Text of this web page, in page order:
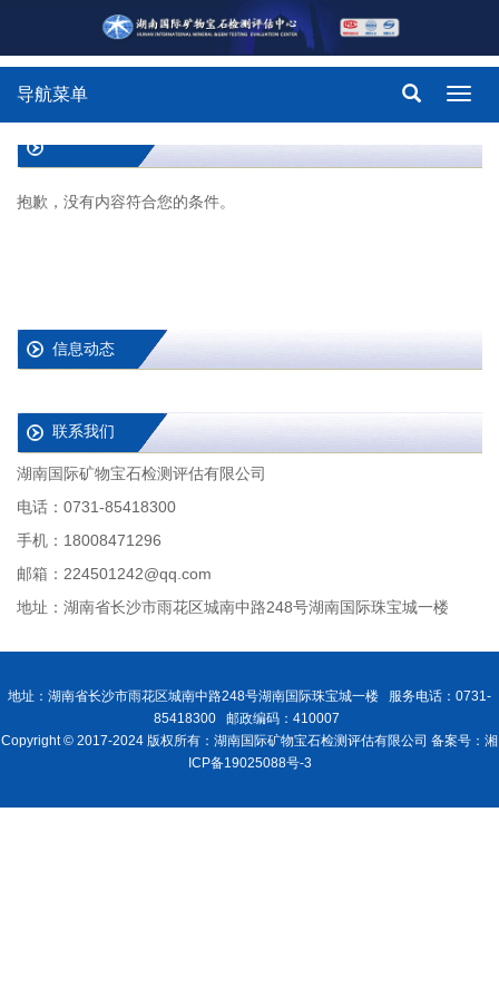
导航菜单
抱歉，没有内容符合您的条件。
信息动态
联系我们
湖南国际矿物宝石检测评估有限公司
电话：0731-85418300
手机：18008471296
邮箱：224501242@qq.com
地址：湖南省长沙市雨花区城南中路248号湖南国际珠宝城一楼
地址：湖南省长沙市雨花区城南中路248号湖南国际珠宝城一楼 服务电话：0731-
85418300 邮政编码：410007
Copyright © 2017-2024 版权所有：湖南国际矿物宝石检测评估有限公司 备案号：湘
ICP备19025088号-3